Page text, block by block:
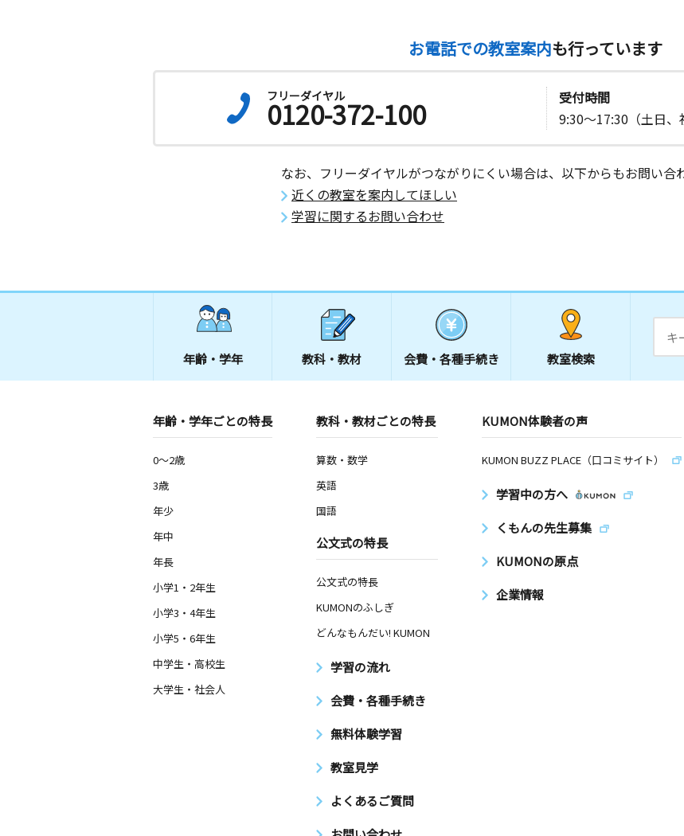
恩名教室
火 水 木 金 土 日
0歳～高校生
ツ１０２
林教室
水 木 金 土
日
2歳～高校生
神奈川県厚木市戸室４丁目１－５７第２ニュー厚
石田教室
0歳～高校生
神奈川県伊勢原市石田１４６４－１マキシスイシ
お電話での教室案内も行っています
フリーダイヤル
0120-372-100
受付時間
9:30～17:30（土日、
なお、フリーダイヤルがつながりにくい場合は、以下からもお問い合
近くの教室を案内してほしい
学習に関するお問い合わせ
年齢・学年 教科・教材 会費・ 各種手続き 教室検索
年齢・学年ごとの特長
0～2歳
3歳
年少
年中
年長
小学1・2年生
小学3・4年生
小学5・6年生
中学生・高校生
大学生・社会人
教科・教材ごとの特長
算数・数学
英語
国語
公文式の特長
公文式の特長
KUMONのふしぎ
どんなもんだい! KUMON
学習の流れ
会費・各種手続き
無料体験学習
教室見学
よくあるご質問
KUMON体験者の声
KUMON BUZZ PLACE（口コミサイト）
学習中の方へ
くもんの先生募集
KUMONの原点
企業情報